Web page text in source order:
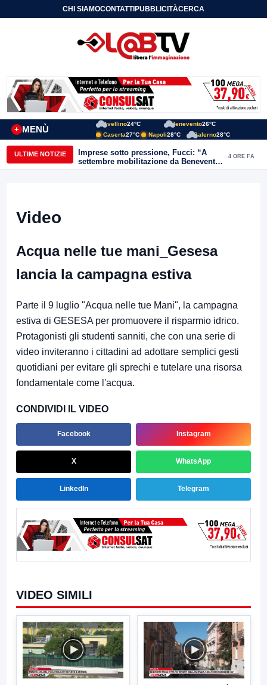
CHI SIAMOCONTATTIPUBBLICITÀCERCA
MENÙ
+
Avellino24°C Benevento26°C
Caserta27°C Napoli28°C Salerno28°C
ULTIME NOTIZIE
Imprese sotto pressione, Fucci: “A
settembre mobilitazione da Benevento
e Avellino”
4 ORE FA
Video
Acqua nelle tue mani_Gesesa
lancia la campagna estiva
Parte il 9 luglio "Acqua nelle tue Mani", la campagna
estiva di GESESA per promuovere il risparmio idrico.
Protagonisti gli studenti sanniti, che con una serie di
video inviteranno i cittadini ad adottare semplici gesti
quotidiani per evitare gli sprechi e tutelare una risorsa
fondamentale come l'acqua.
CONDIVIDI IL VIDEO
Facebook Instagram
X WhatsApp
LinkedIn Telegram
VIDEO SIMILI